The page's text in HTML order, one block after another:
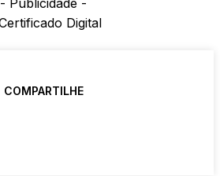
COMPARTILHE